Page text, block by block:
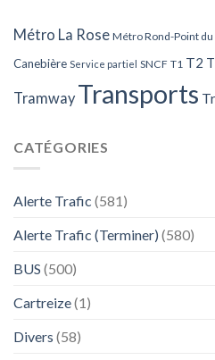
Métro La Rose Métro Rond-Point
Canebière Service partiel SNCF T1 T2
Tramway Transports
CATÉGORIES
Alerte Trafic (581)
Alerte Trafic (Terminer) (580)
BUS (500)
Cartreize(1)
Divers (58)